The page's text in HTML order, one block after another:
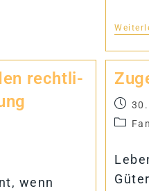
recht­li­
wenn